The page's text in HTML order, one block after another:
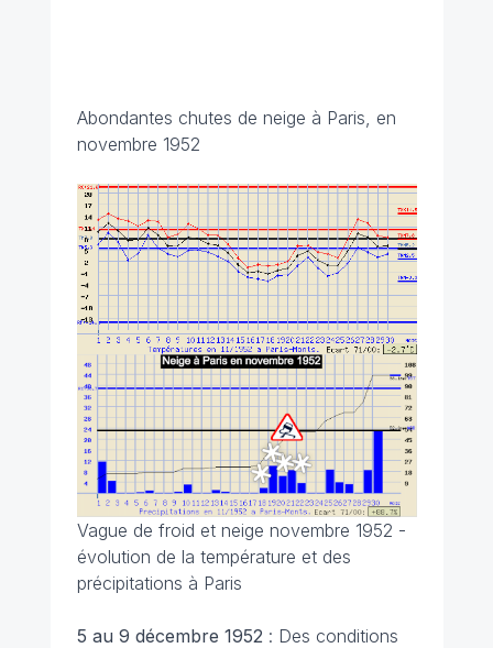
Abondantes chutes de neige à Paris, en
novembre 1952
Vague de froid et neige novembre 1952 -
évolution de la température et des
précipitations à Paris
5 au 9 décembre 1952 : Des conditions